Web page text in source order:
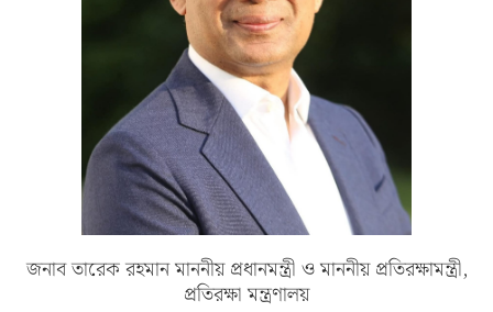
জনাব তারেক রহমান মাননীয় প্রধানমন্ত্রী ও মাননীয় প্রতিরক্ষামন্ত্রী,
প্রতিরক্ষা মন্ত্রণালয়